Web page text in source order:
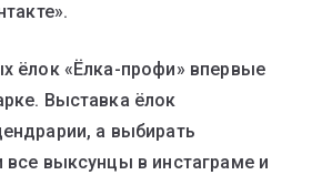
ёлок «Ёлка-профи» впервые
Выставка ёлок
а выбирать
все выксунцы в инстаграме и